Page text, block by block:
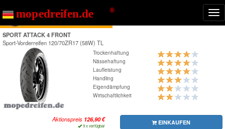
SPORT ATTACK 4 FRONT
Sport-Vorderreifen 120/70ZR17 (58W) TL
Trockenhaftung
Nässehaftung
Laufleistung
Handling
Eigendämpfung
Wirtschaftlichkeit
Aktionspreis
9 x verfügbar EINKAUFEN